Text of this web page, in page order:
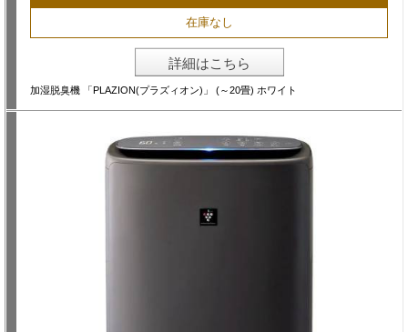
在庫なし
詳細はこちら
加湿脱臭機 「PLAZION(プラズィオン)」 (～20畳) ホワイト